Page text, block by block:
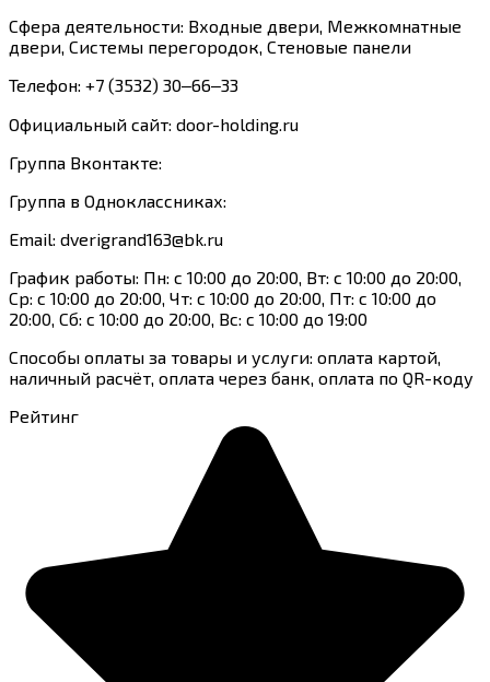
Сфера деятельности: Входные двери, Межкомнатные
двери, Системы перегородок, Стеновые панели
Телефон: +7 (3532) 30‒66‒33
Официальный сайт: door-holding.ru
Группа Вконтакте:
Группа в Одноклассниках:
Email: dverigrand163@bk.ru
График работы: Пн: с 10:00 до 20:00, Вт: с 10:00 до 20:00,
Ср: с 10:00 до 20:00, Чт: с 10:00 до 20:00, Пт: с 10:00 до
20:00, Сб: с 10:00 до 20:00, Вс: с 10:00 до 19:00
Способы оплаты за товары и услуги: оплата картой,
наличный расчёт, оплата через банк, оплата по QR-коду
Рейтинг